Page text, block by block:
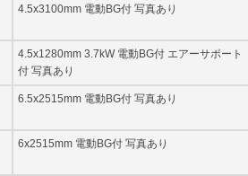
4.5x3100mm 電動BG付 写真あり
4.5x1280mm 3.7kW 電動BG付 エアーサポート
付 写真あり
6.5x2515mm 電動BG付 写真あり
6x2515mm 電動BG付 写真あり